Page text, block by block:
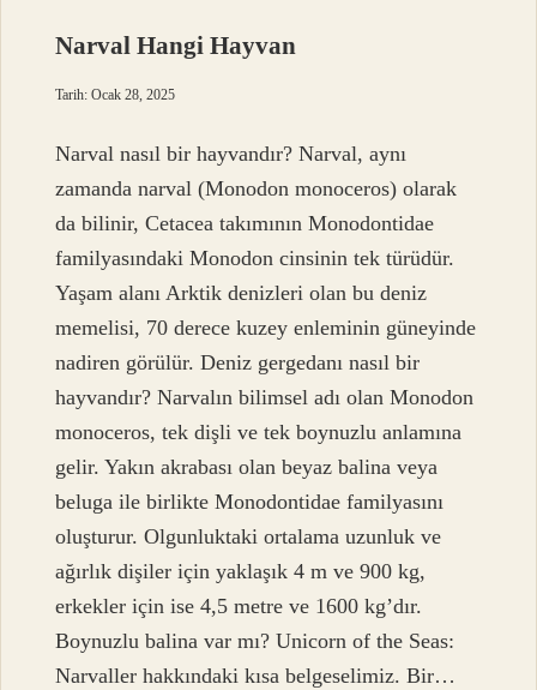
Narval Hangi Hayvan
Tarih: Ocak 28, 2025
Narval nasıl bir hayvandır? Narval, aynı
zamanda narval (Monodon monoceros) olarak
da bilinir, Cetacea takımının Monodontidae
familyasındaki Monodon cinsinin tek türüdür.
Yaşam alanı Arktik denizleri olan bu deniz
memelisi, 70 derece kuzey enleminin güneyinde
nadiren görülür. Deniz gergedanı nasıl bir
hayvandır? Narvalın bilimsel adı olan Monodon
monoceros, tek dişli ve tek boynuzlu anlamına
gelir. Yakın akrabası olan beyaz balina veya
beluga ile birlikte Monodontidae familyasını
oluşturur. Olgunluktaki ortalama uzunluk ve
ağırlık dişiler için yaklaşık 4 m ve 900 kg,
erkekler için ise 4,5 metre ve 1600 kg’dır.
Boynuzlu balina var mı? Unicorn of the Seas:
Narvaller hakkındaki kısa belgeselimiz. Bir…